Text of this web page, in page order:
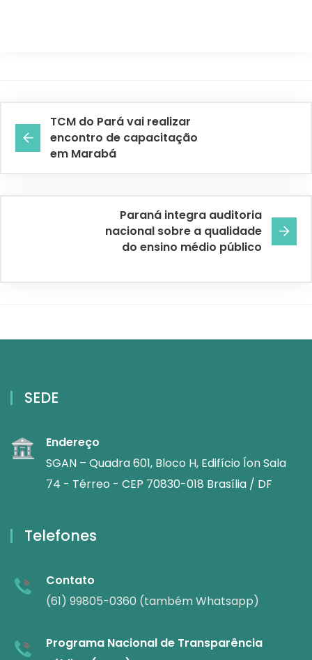
TCM do Pará vai realizar
encontro de capacitação
em Marabá
Paraná integra auditoria
nacional sobre a qualidade
do ensino médio público
SEDE
Endereço
SGAN – Quadra 601, Bloco H, Edifício Íon Sala
74 - Térreo - CEP 70830-018 Brasília / DF
Telefones
Contato
(61) 99805-0360 (também Whatsapp)
Programa Nacional de Transparência